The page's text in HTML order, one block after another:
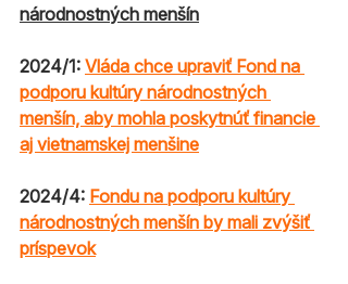
národnostných menšín
2024/1: Vláda chce upraviť Fond na
podporu kultúry národnostných
menšín, aby mohla poskytnúť financie
aj vietnamskej menšine
2024/4: Fondu na podporu kultúry
národnostných menšín by mali zvýšiť
príspevok